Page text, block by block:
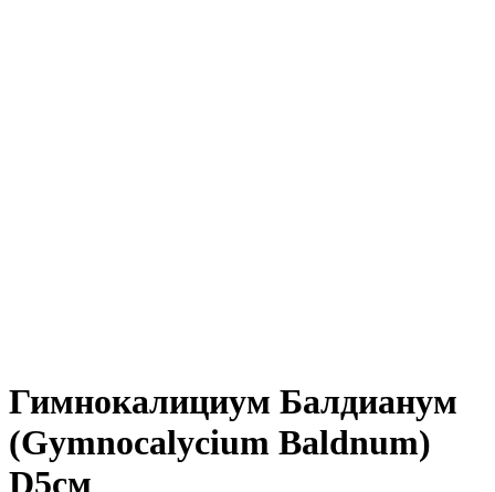
Гимнокалициум Балдианум
(Gymnocalycium Baldnum)
D5см